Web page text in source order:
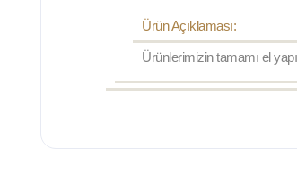
Ürün Açıklaması:
Ürünlerimizin tamamı el